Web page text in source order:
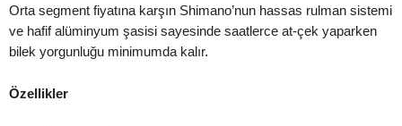
Orta segment fiyatına karşın Shimano’nun hassas rulman sistemi
ve hafif alüminyum şasisi sayesinde saatlerce at-çek yaparken
bilek yorgunluğu minimumda kalır.
Özellikler